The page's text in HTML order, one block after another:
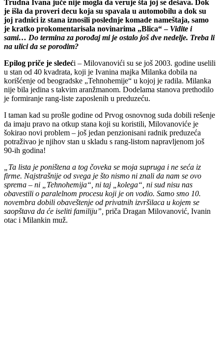
Trudna Ivana juče nije mogla da veruje šta joj se dešava. Dok
je išla da proveri decu koja su spavala u automobilu a dok su
joj radnici iz stana iznosili poslednje komade nameštaja, samo
je kratko prokomentarisala novinarima „Blica“ – Vidite i
sami… Do termina za porođaj mi je ostalo još dve nedelje. Treba li
na ulici da se porodim?
Epilog priče je sledeći – Milovanovići su se još 2003. godine uselili
u stan od 40 kvadrata, koji je Ivanina majka Milanka dobila na
korišćenje od beogradske „Tehnohemije“ u kojoj je radila. Milanka
nije bila jedina s takvim aranžmanom. Dodelama stanova prethodilo
je formiranje rang-liste zaposlenih u preduzeću.
I taman kad su prošle godine od Prvog osnovnog suda dobili rešenje
da imaju pravo na otkup stana koji su koristili, Milovanoviće je
šokirao novi problem – još jedan penzionisani radnik preduzeća
potraživao je njihov stan u skladu s rang-listom napravljenom još
90-ih godina!
„Ta lista je poništena a tog čoveka se moja supruga i ne seća iz
firme. Najstrašnije od svega je što nismo ni znali da nam se ovo
sprema – ni „Tehnohemija“, ni taj „kolega“, ni sud nisu nas
obavestili o paralelnom procesu koji je on vodio. Samo smo 10.
novembra dobili obaveštenje od privatnih izvršilaca u kojem se
saopštava da će iseliti familiju”, priča Dragan Milovanović, Ivanin
otac i Milankin muž.